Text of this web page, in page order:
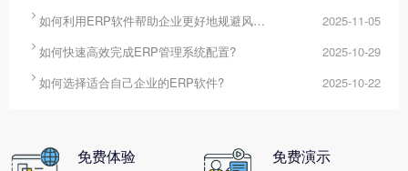
 如何利用ERP软件帮助企业更好地规避风险? 2025-11-05
 如何快速高效完成ERP管理系统配置? 2025-10-29
 如何选择适合自己企业的ERP软件? 2025-10-22
免费体验 免费演示